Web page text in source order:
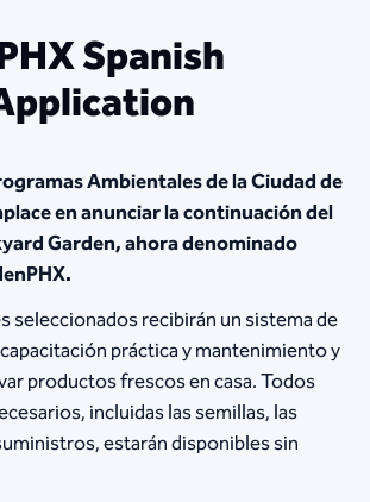
Spanish
Ambientales de la Ciudad de
en anunciar la continuación del
Garden, ahora denominado
seleccionados recibirán un sistema de
práctica y mantenimiento y
productos frescos en casa. Todos
incluidas las semillas, las
estarán disponibles sin